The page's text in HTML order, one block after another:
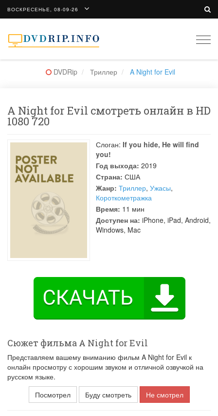
ВОСКРЕСЕНЬЕ, 08-09-26
DVDRip Триллер A Night for Evil
A Night for Evil смотреть онлайн в HD
1080 720
Слоган: If you hide, He will find
you!
Год выхода: 2019
Страна: США
Жанр: Триллер, Ужасы,
Короткометражка
Время: 11 мин
Доступен на: iPhone, iPad, Android,
Windows, Mac
Сюжет фильма A Night for Evil
Представляем вашему вниманию фильм A Night for Evil к
онлайн просмотру с хорошим звуком и отличной озвучкой на
русском языке.
Посмотрел
Буду смотреть Не смотрел